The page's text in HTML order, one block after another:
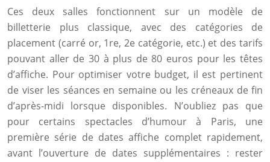
Ces deux salles fonctionnent sur un modèle de
billetterie plus classique, avec des catégories de
placement (carré or, 1re, 2e catégorie, etc.) et des tarifs
pouvant aller de 30 à plus de 80 euros pour les têtes
d’affiche. Pour optimiser votre budget, il est pertinent
de viser les séances en semaine ou les créneaux de fin
d’après-midi lorsque disponibles. N’oubliez pas que
pour certains spectacles d’humour à Paris, une
première série de dates affiche complet rapidement,
avant l’ouverture de dates supplémentaires : rester